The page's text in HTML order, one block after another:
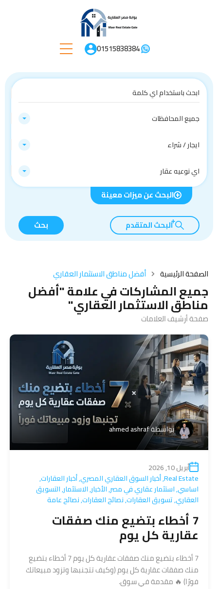
01515838384
جميع المحافظات
ايجار / شراء
اي نوعيه عقار
البحث عن ميزات معينة
البحث المتقدم بحث
الصفحة الرئيسية أفضل مناطق الاستثمار العقاري
جميع المشاركات في علامة "أفضل
مناطق الاستثمار العقاري"
صفحة أرشيف العلامات
بواسطةahmed ashraf
أبريل 10, 2026
Real Estate
,أخبار السوق العقاري المصري,أخبار العقارات,
اساسي,استثمار عقاري في مصر,الأخبار,الاستثمار,التسويق
العقاري,تسويق العقارات,نصائح العقارات,نصائح عامة
7 أخطاء بتضيع منك صفقات
عقارية كل يوم
7 أخطاء بتضيع منك صفقات عقارية كل يوم 7 أخطاء بتضيع
منك صفقات عقارية كل يوم (وكيف تتجنبها وتزود مبيعاتك
فورًا) 🔥 مقدمة في سوق.